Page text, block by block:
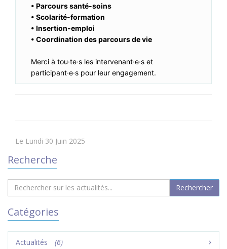
• Parcours santé-soins
• Scolarité-formation
• Insertion-emploi
• Coordination des parcours de vie
Merci à tou·te·s les intervenant·e·s et
participant·e·s pour leur engagement.
Le Lundi 30 Juin 2025
Recherche
Catégories
Actualités (6)